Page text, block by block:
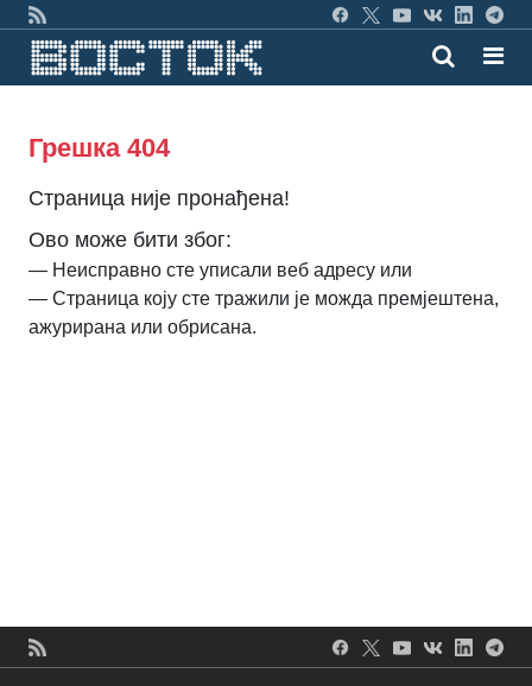
Грешка 404
Страница није пронађена!
Ово може бити због:
— Неисправно сте уписали веб адресу или
— Страница коју сте тражили је можда премјештена,
ажурирана или обрисана.